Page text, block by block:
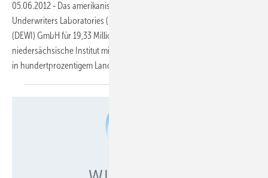
05.06.2012 - Das amerikanische Zertifizierungsunternehmen
Underwriters Laboratories (UL) hat das Deutsche Windenergie-Institut
(DEWI) GmbH für 19,33 Millionen Euro erworben. Das
niedersächsische Institut mit Sitz in Wilhelmshaven befand sich zuvor
in hundertprozentigem Landesbesitz.